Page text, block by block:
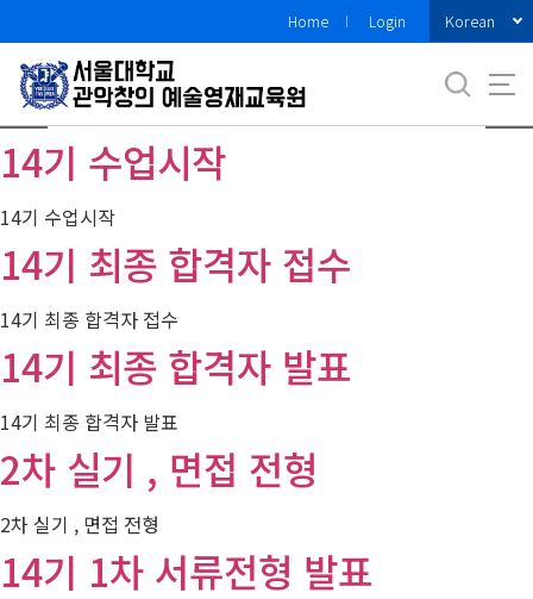
로
메
뉴
Home Login Korean
14기 수업시작
14기 수업시작
14기 최종 합격자 접수
14기 최종 합격자 접수
14기 최종 합격자 발표
14기 최종 합격자 발표
2차 실기 , 면접 전형
2차 실기 , 면접 전형
14기 1차 서류전형 발표